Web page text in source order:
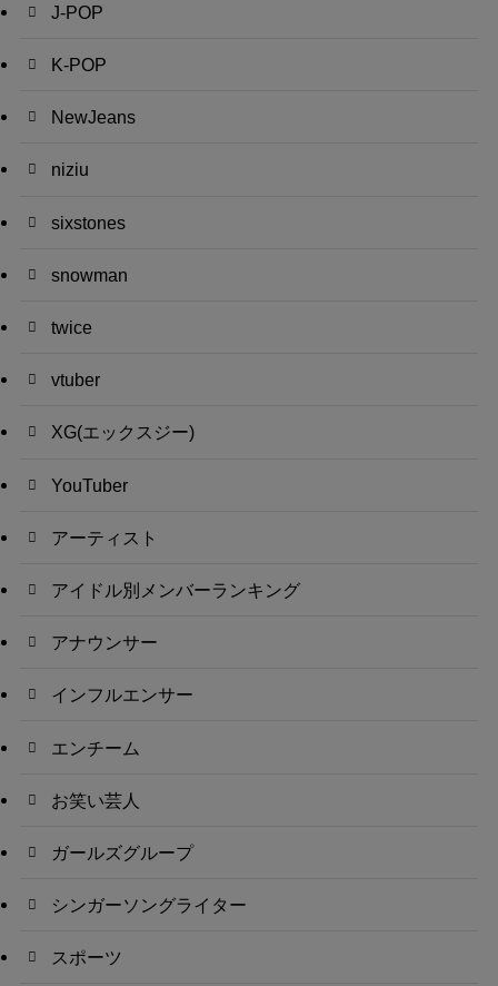
J-POP
K-POP
NewJeans
niziu
sixstones
snowman
twice
vtuber
XG(エックスジー)
YouTuber
アーティスト
アイドル別メンバーランキング
アナウンサー
インフルエンサー
エンチーム
お笑い芸人
ガールズグループ
シンガーソングライター
スポーツ